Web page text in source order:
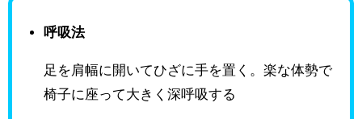
呼吸法
足を肩幅に開いてひざに手を置く。楽な体勢で
椅子に座って大きく深呼吸する